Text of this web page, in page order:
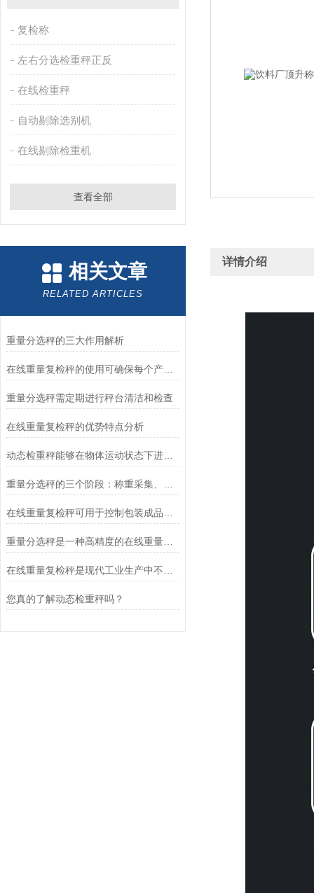
复检称
左右分选检重秤正反
在线检重秤
自动剔除选别机
在线剔除检重机
查看全部
相关文章
RELATED ARTICLES
重量分选秤的三大作用解析
在线重量复检秤的使用可确保每个产品都符合质量标准
重量分选秤需定期进行秤台清洁和检查
在线重量复检秤的优势特点分析
动态检重秤能够在物体运动状态下进行称重
重量分选秤是一种高精度的在线重量检测设备
您真的了解动态检重秤吗？
详情介绍